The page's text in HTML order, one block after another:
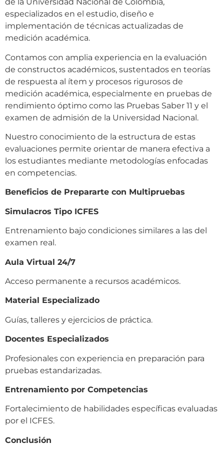
especializados en el estudio, diseño e
implementación de técnicas actualizadas de
medición académica.
Contamos con amplia experiencia en la evaluación
de constructos académicos, sustentados en teorías
de respuesta al ítem y procesos rigurosos de
medición académica, especialmente en pruebas de
rendimiento óptimo como las Pruebas Saber 11 y el
examen de admisión de la Universidad Nacional.
Nuestro conocimiento de la estructura de estas
evaluaciones permite orientar de manera efectiva a
los estudiantes mediante metodologías enfocadas
en competencias.
Beneficios de Prepararte con Multipruebas
Simulacros Tipo ICFES
Entrenamiento bajo condiciones similares a las del
examen real.
Aula Virtual 24/7
Acceso permanente a recursos académicos.
Material Especializado
Guías, talleres y ejercicios de práctica.
Docentes Especializados
Profesionales con experiencia en preparación para
pruebas estandarizadas.
Entrenamiento por Competencias
Fortalecimiento de habilidades específicas evaluadas
por el ICFES.
Conclusión